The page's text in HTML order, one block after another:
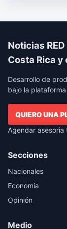
Noticias
Costa Rica y
Desarrollo de
bajo la
QUIERO UNA
Agendar asesoria
Secciones
Nacionales
Economía
Opinión
Medio